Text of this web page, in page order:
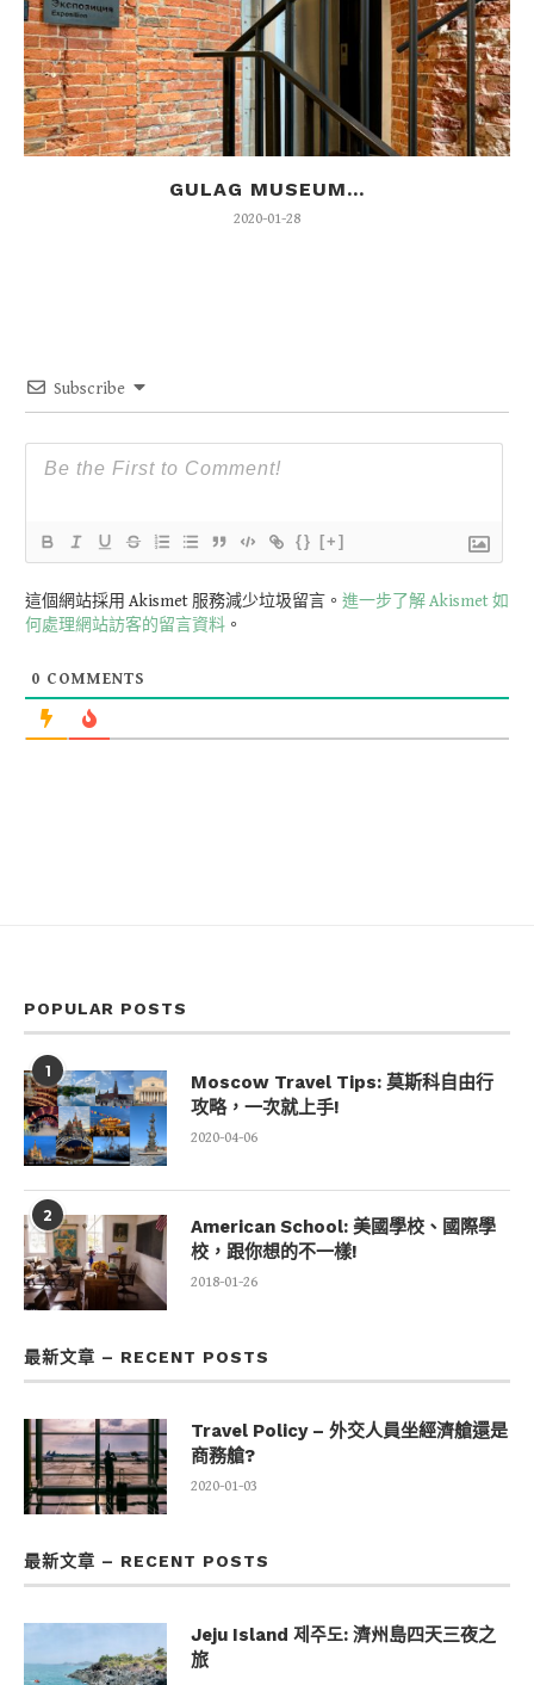
GULAG MUSEUM...
2020-01-28
Subscribe
{} [+]
這個網站採用 Akismet 服務減少垃圾留言。 進一步了解 Akismet 如
何處理網站訪客的留言資料 。
0 COMMENTS
POPULAR POSTS
1
Moscow Travel Tips: 莫斯科自由行
攻略，一次就上手!
2020-04-06
2
American School: 美國學校、國際學
校，跟你想的不一樣!
2018-01-26
最新文章 – RECENT POSTS
Travel Policy – 外交人員坐經濟艙還是
商務艙?
2020-01-03
最新文章 – RECENT POSTS
Jeju Island 제주도: 濟州島四天三夜之
旅